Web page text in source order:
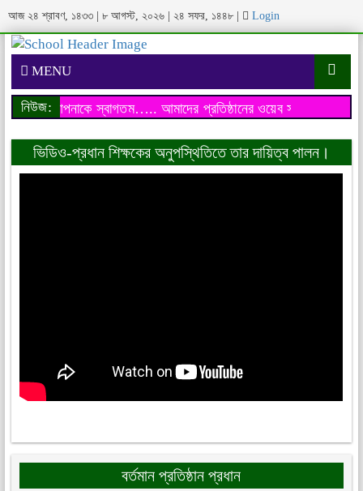
আজ ২৪ শ্রাবণ, ১৪৩৩ ৮ আগস্ট, ২০২৬ ২৪ সফর, ১৪৪৮ Login
MENU
নিউজ: আমাদের প্রতিষ্ঠানের ওয়েব সাইটে
সাইটে আপনাকে স্বাগতম…..
ভিডিও-প্রধান শিক্ষকের অনুপস্থিতিতে তার দায়িত্ব পালন।
বর্তমান প্রতিষ্ঠান প্রধান